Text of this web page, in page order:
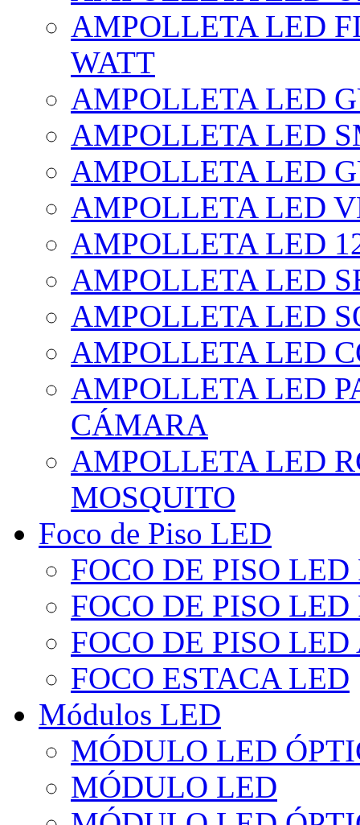
AMPOLLETA LED
WATT
AMPOLLETA LED
AMPOLLETA LED
AMPOLLETA LED
AMPOLLETA LED
AMPOLLETA LED
AMPOLLETA LED
AMPOLLETA LED
AMPOLLETA LED
AMPOLLETA LED
CÁMARA
AMPOLLETA LED
MOSQUITO
Foco de Piso LED
FOCO DE PISO
FOCO DE PISO
FOCO DE PISO
FOCO ESTACA LED
Módulos LED
MÓDULO LED
MÓDULO LED